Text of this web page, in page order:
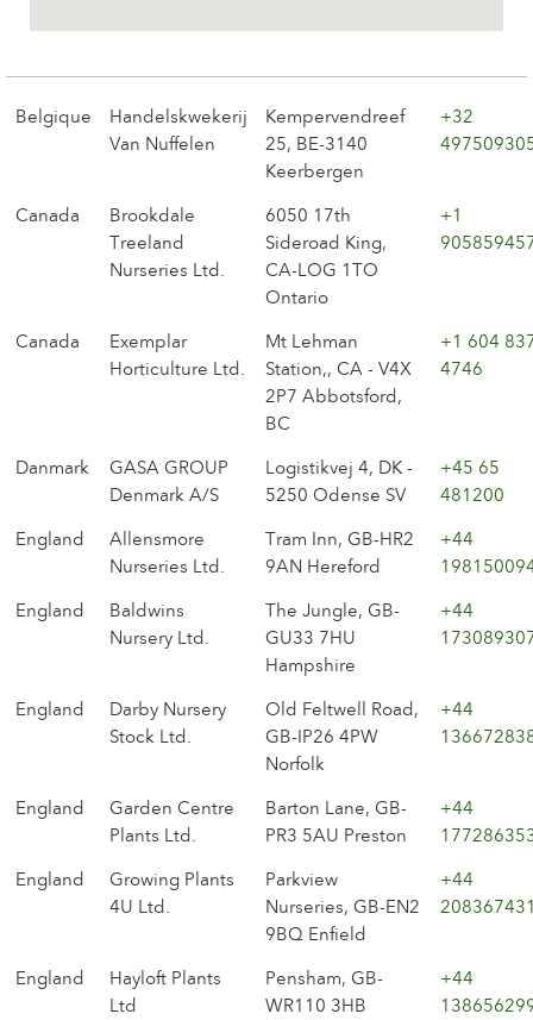
Belgique
Handelskwekerij
Van Nuffelen
Kempervendreef
25, BE-3140
Keerbergen
+32
Canada
Brookdale
Treeland
Nurseries Ltd.
6050 17th
Sideroad King,
CA-LOG 1TO
Ontario
+1
Canada
Exemplar
Horticulture Ltd.
Mt Lehman
Station,, CA - V4X
2P7 Abbotsford,
BC
+1 604
4746
Danmark
GASA GROUP
Denmark A/S
Logistikvej 4, DK -
5250 Odense SV
+45 65
481200
England
Allensmore
Nurseries Ltd.
Tram Inn, GB-HR2
9AN Hereford
+44
England
Baldwins
Nursery Ltd.
The Jungle, GB-
GU33 7HU
Hampshire
+44
England
Darby Nursery
Stock Ltd.
Old Feltwell Road,
GB-IP26 4PW
Norfolk
+44
England
Garden Centre
Plants Ltd.
Barton Lane, GB-
PR3 5AU Preston
+44
England
Growing Plants
4U Ltd.
Parkview
Nurseries, GB-EN2
9BQ Enfield
+44
England
Hayloft Plants
Ltd
Pensham, GB-
WR110 3HB
+44